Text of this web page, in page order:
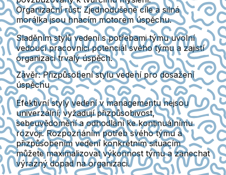
Organizační růst: Zjednodušené cíle a silná
morálka jsou hnacím motorem úspěchu.
Sladěním stylů vedení s potřebami týmu uvolní
vedoucí pracovníci potenciál svého týmu a zajistí
organizaci trvalý úspěch.
Závěr: Přizpůsobení stylu vedení pro dosažení
úspěchu
Efektivní styly vedení v managementu nejsou
univerzální; vyžadují přizpůsobivost,
sebeuvědomění a odhodlání ke kontinuálnímu
rozvoji. Rozpoznáním potřeb svého týmu a
přizpůsobením vedení konkrétním situacím
můžete maximalizovat výkonnost týmu a zanechat
výrazný dopad na organizaci.